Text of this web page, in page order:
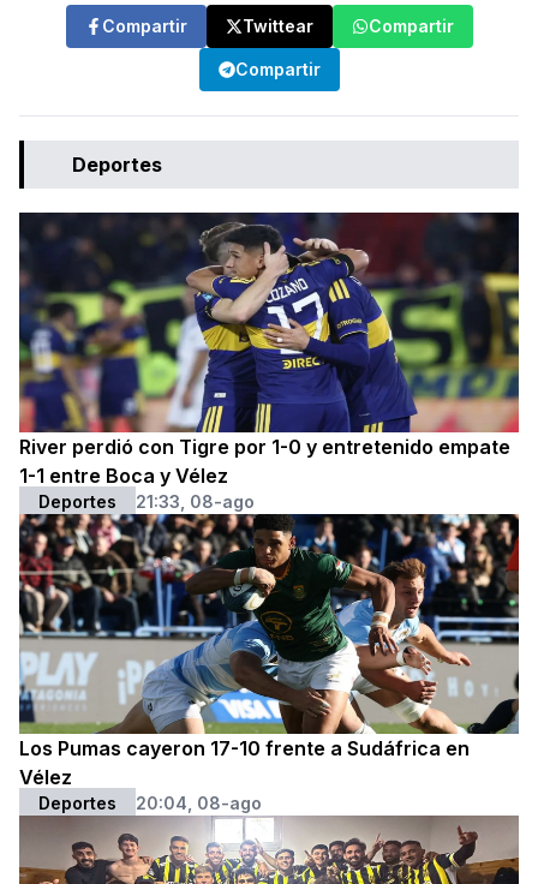
Compartir Twittear Compartir
Compartir
Deportes
River perdió con Tigre por 1-0 y entretenido empate
1-1 entre Boca y Vélez
Deportes 21:33, 08-ago
Los Pumas cayeron 17-10 frente a Sudáfrica en
Vélez
Deportes 20:04, 08-ago